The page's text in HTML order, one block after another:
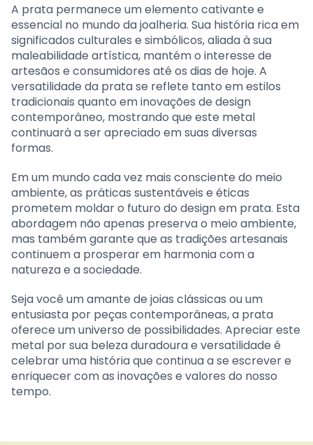
A prata permanece um elemento cativante e
essencial no mundo da joalheria. Sua história rica em
significados culturales e simbólicos, aliada à sua
maleabilidade artística, mantém o interesse de
artesãos e consumidores até os dias de hoje. A
versatilidade da prata se reflete tanto em estilos
tradicionais quanto em inovações de design
contemporâneo, mostrando que este metal
continuará a ser apreciado em suas diversas
formas.
Em um mundo cada vez mais consciente do meio
ambiente, as práticas sustentáveis e éticas
prometem moldar o futuro do design em prata. Esta
abordagem não apenas preserva o meio ambiente,
mas também garante que as tradições artesanais
continuem a prosperar em harmonia com a
natureza e a sociedade.
Seja você um amante de joias clássicas ou um
entusiasta por peças contemporâneas, a prata
oferece um universo de possibilidades. Apreciar este
metal por sua beleza duradoura e versatilidade é
celebrar uma história que continua a se escrever e
enriquecer com as inovações e valores do nosso
tempo.